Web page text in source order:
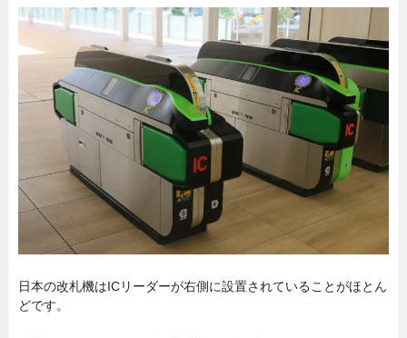
日本の改札機はICリーダーが右側に設置されていることがほとん
どです。